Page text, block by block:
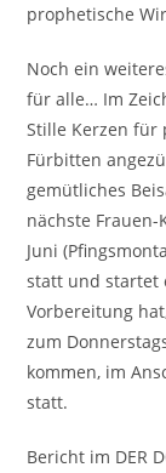
prophetische
Noch ein
für alle… Im
Stille Kerzen für
Fürbitten
gemütliches
nächste
Juni
statt und startet
Vorbereitung
zum
kommen, im
statt.
Bericht im DER